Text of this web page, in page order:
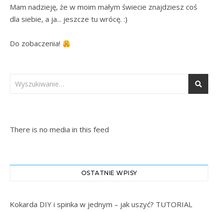
Mam nadzieję, że w moim małym świecie znajdziesz coś
dla siebie, a ja... jeszcze tu wrócę. :)
Do zobaczenia!
There is no media in this feed
OSTATNIE WPISY
Kokarda DIY i spinka w jednym – jak uszyć? TUTORIAL